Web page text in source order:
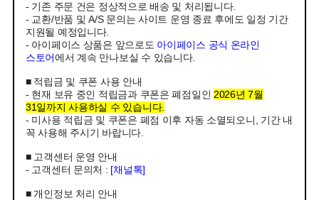
- 기존 주문 건은 정상적으로 배송 및 처리됩니다.
- 교환/반품 및 A/S 문의는 사이트 운영 종료 후에도 일정 기간
지원될 예정입니다.
- 아이페이스 상품은 앞으로도 아이페이스 공식 온라인
스토어에서 계속 만나보실 수 있습니다.
■ 적립금 및 쿠폰 사용 안내
- 현재 보유 중인 적립금과 쿠폰은 폐점일인 2026년 7월
31일까지 사용하실 수 있습니다.
- 미사용 적립금 및 쿠폰은 폐점 이후 자동 소멸되오니, 기간 내
꼭 사용해 주시기 바랍니다.
■ 고객센터 운영 안내
- 고객센터 문의처 : [채널톡]
■ 개인정보 처리 안내